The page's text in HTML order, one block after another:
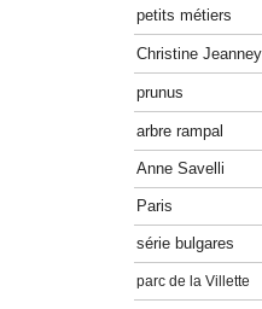
petits métiers
Christine Jeanney
prunus
arbre rampal
Anne Savelli
Paris
série bulgares
parc de la Villette